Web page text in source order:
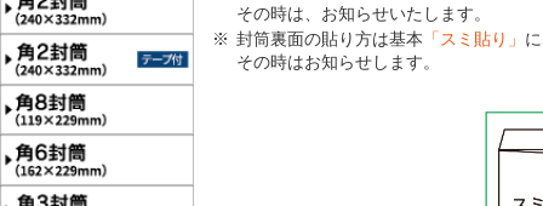
その時は、お知らせいたします。
封筒裏面の貼り方は基本 「スミ貼り」
その時はお知らせします。